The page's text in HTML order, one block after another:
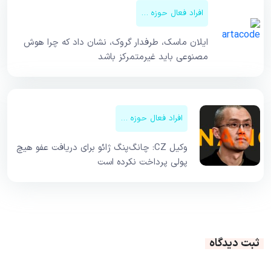
افراد فعال حوزه کریپتو
ایلان ماسک، طرفدار گروک، نشان داد که چرا هوش
مصنوعی باید غیرمتمرکز باشد
افراد فعال حوزه کریپتو
وکیل CZ: چانگ‌پنگ ژائو برای دریافت عفو هیچ
پولی پرداخت نکرده است
ثبت دیدگاه